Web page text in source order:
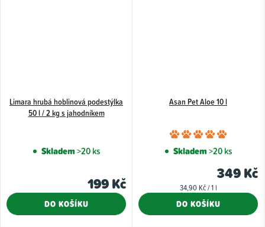
Limara hrubá hoblinová podestýlka
50 l / 2 kg s jahodníkem
Skladem>20 ks
199 Kč
DO KOŠÍKU
Asan Pet Aloe 10 l
je
5,0
5
Skladem>20 ks
349 Kč
Měrná
34,90 Kč / 1 l
DO KOŠÍKU